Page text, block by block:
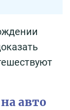
авто